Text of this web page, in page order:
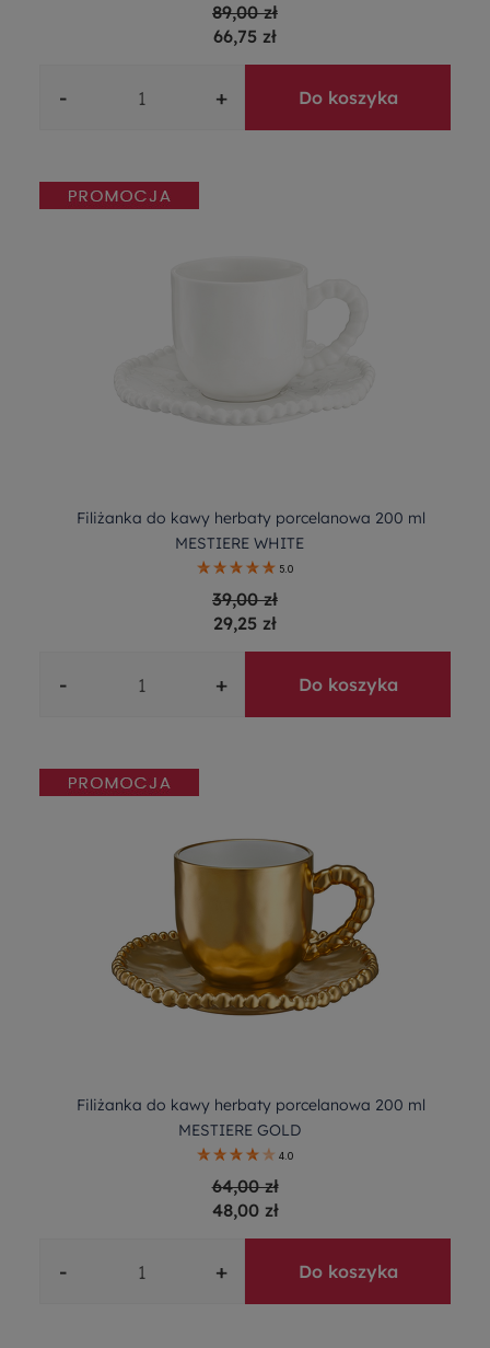
89,00 zł
66,75 zł
- + Do koszyka
Filiżanka do kawy herbaty porcelanowa 200 ml
MESTIERE WHITE
5.0
39,00 zł
29,25 zł
- + Do koszyka
Filiżanka do kawy herbaty porcelanowa 200 ml
MESTIERE GOLD
4.0
64,00 zł
48,00 zł
- + Do koszyka